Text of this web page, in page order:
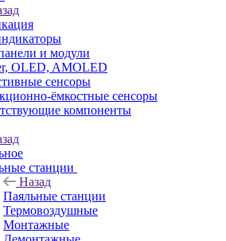
и модули
OLED, AMOLED
сенсоры
ёмкостные сенсоры
компоненты
станции
Назад
Паяльные станции
Термовоздушные
Монтажные